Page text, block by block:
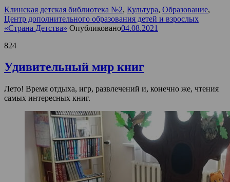
Клинская детская библиотека №2, Культура, Образование,
Центр дополнительного образования детей и взрослых
«Страна Детства» Опубликовано04.08.2021
824
Удивительный мир книг
Лето! Время отдыха, игр, развлечений и, конечно же, чтения
самых интересных книг.